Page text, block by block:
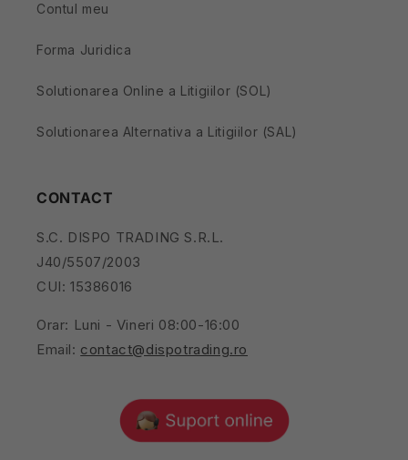
Contul meu
Forma Juridica
Solutionarea Online a Litigiilor (SOL)
Solutionarea Alternativa a Litigiilor (SAL)
CONTACT
S.C. DISPO TRADING S.R.L.
J40/5507/2003
CUI: 15386016
Orar: Luni - Vineri 08:00-16:00
Email: contact@dispotrading.ro